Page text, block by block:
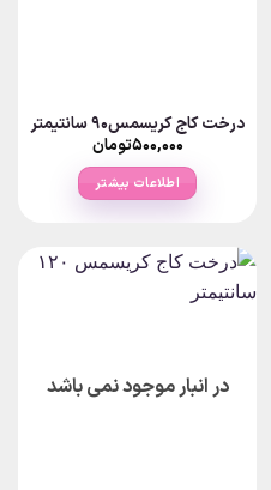
درخت کاج کریسمس۹۰ سانتیمتر
۵۰۰,۰۰۰تومان
اطلاعات بیشتر
در انبار موجود نمی باشد